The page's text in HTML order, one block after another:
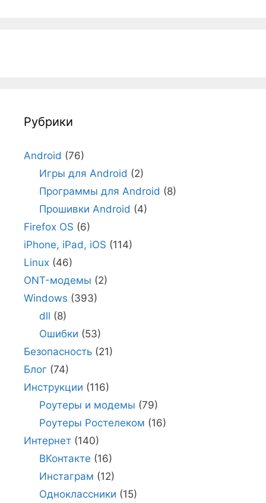
Рубрики
Android (76)
Игры для Android (2)
Программы для Android (8)
Прошивки Android (4)
Firefox OS (6)
iPhone, iPad, iOS (114)
Linux (46)
ONT-модемы (2)
Windows (393)
dll (8)
Ошибки (53)
Безопасность (21)
Блог (74)
Инструкции (116)
Роутеры и модемы (79)
Роутеры Ростелеком (16)
Интернет (140)
ВКонтакте (16)
Инстаграм (12)
Одноклассники (15)